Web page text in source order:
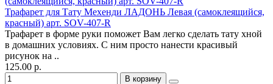
Трафарет для Тату Мехенди ЛАДОНЬ Левая (самоклеящийся,
красный) арт. SOV-407-R
Трафарет в форме руки поможет Вам легко сделать тату хной
в домашних условиях. С ним просто нанести красивый
рисунок на ..
125.00 р.
В корзину